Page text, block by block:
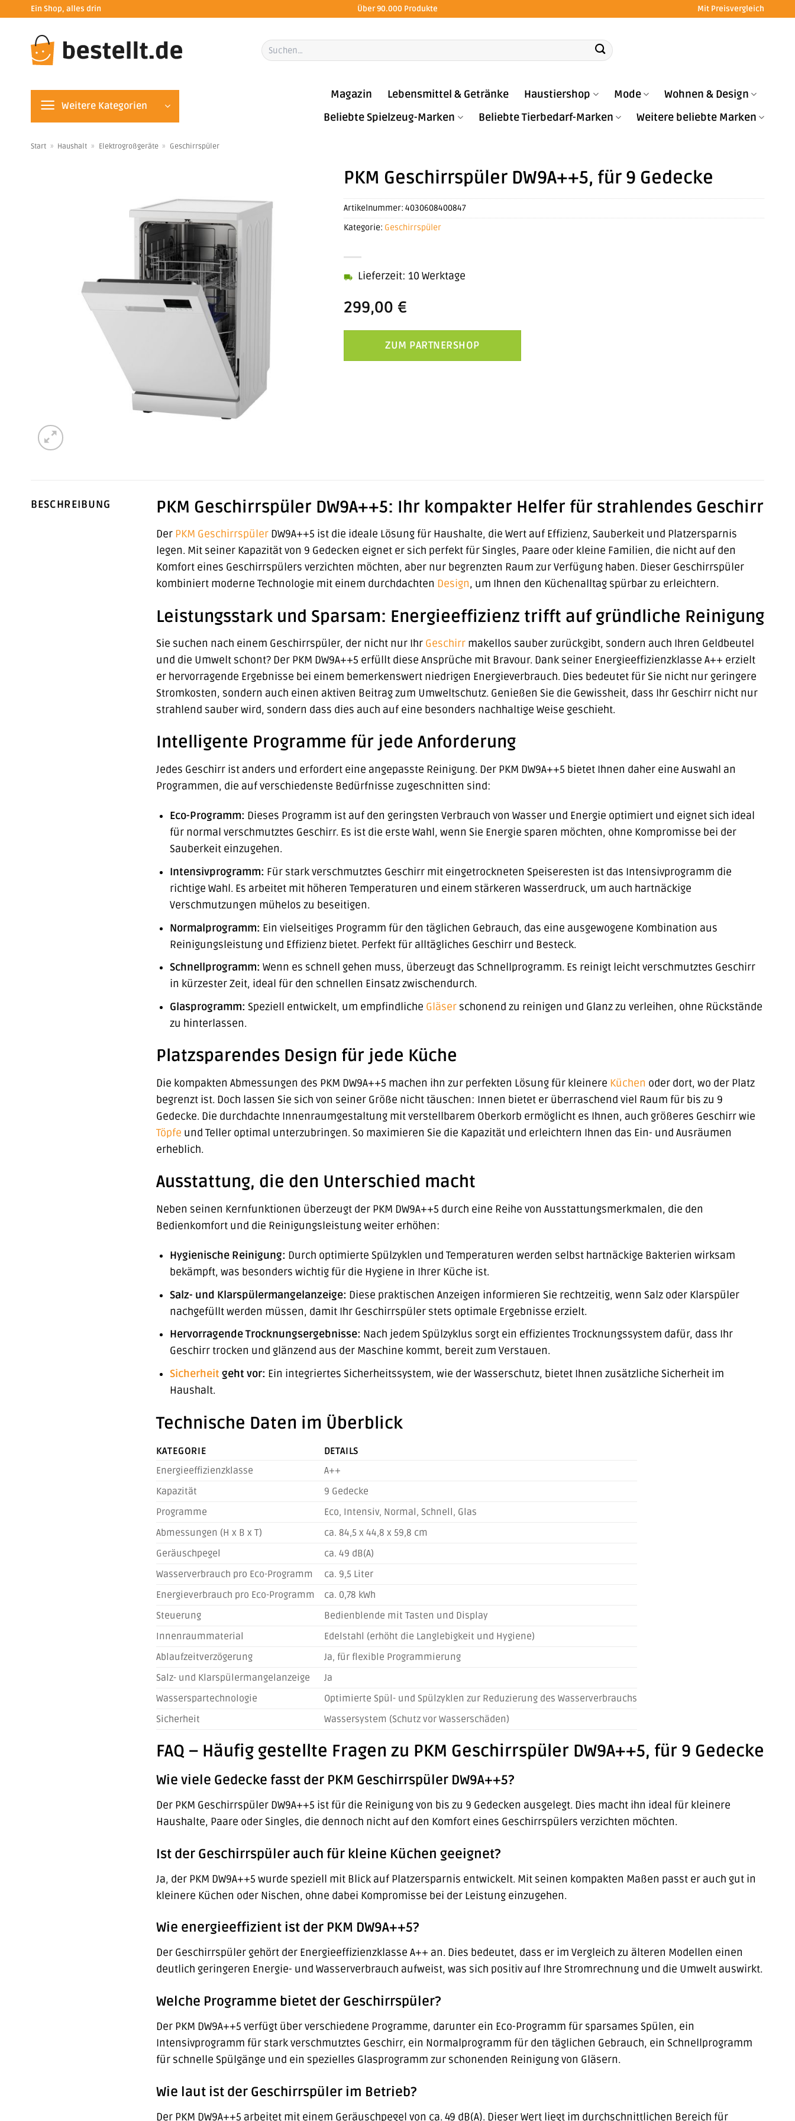
springen
Ein Shop, alles drin Über 90.000 Produkte Mit Preisvergleich
Suchen
nach:
Weitere Kategorien
Magazin Lebensmittel & Getränke Haustiershop Mode
Wohnen & Design
Beliebte Spielzeug-Marken
Beliebte Tierbedarf-Marken Weitere beliebte Marken
Start » Haushalt » Elektrogroßgeräte » Geschirrspüler
PKM Geschirrspüler DW9A++5, für 9 Gedecke
299,00 €
Lieferzeit: 10 Werktage
ZUM PARTNERSHOP
Artikelnummer:4030608400847
Kategorie: Geschirrspüler
BESCHREIBUNG PKM Geschirrspüler DW9A++5: Ihr kompakter Helfer für strahlendes Geschirr
Der PKM GeschirrspülerDW9A++5 ist die ideale Lösung für Haushalte, die Wert auf Effizienz, Sauberkeit und Platzersparnis
legen. Mit seiner Kapazität von 9 Gedecken eignet er sich perfekt für Singles, Paare oder kleine Familien, die nicht auf den
Komfort eines Geschirrspülers verzichten möchten, aber nur begrenzten Raum zur Verfügung haben. Dieser Geschirrspüler
kombiniert moderne Technologie mit einem durchdachten Design, um Ihnen den Küchenalltag spürbar zu erleichtern.
Leistungsstark und Sparsam: Energieeffizienz trifft auf gründliche Reinigung
Sie suchen nach einem Geschirrspüler, der nicht nur Ihr Geschirrmakellos sauber zurückgibt, sondern auch Ihren Geldbeutel
und die Umwelt schont? Der PKM DW9A++5 erfüllt diese Ansprüche mit Bravour. Dank seiner Energieeffizienzklasse A++ erzielt
er hervorragende Ergebnisse bei einem bemerkenswert niedrigen Energieverbrauch. Dies bedeutet für Sie nicht nur geringere
Stromkosten, sondern auch einen aktiven Beitrag zum Umweltschutz. Genießen Sie die Gewissheit, dass Ihr Geschirr nicht nur
strahlend sauber wird, sondern dass dies auch auf eine besonders nachhaltige Weise geschieht.
Intelligente Programme für jede Anforderung
Jedes Geschirr ist anders und erfordert eine angepasste Reinigung. Der PKM DW9A++5 bietet Ihnen daher eine Auswahl an
Programmen, die auf verschiedenste Bedürfnisse zugeschnitten sind:
Eco-Programm: Dieses Programm ist auf den geringsten Verbrauch von Wasser und Energie optimiert und eignet sich ideal
für normal verschmutztes Geschirr. Es ist die erste Wahl, wenn Sie Energie sparen möchten, ohne Kompromisse bei der
Sauberkeit einzugehen.
Intensivprogramm: Für stark verschmutztes Geschirr mit eingetrockneten Speiseresten ist das Intensivprogramm die
richtige Wahl. Es arbeitet mit höheren Temperaturen und einem stärkeren Wasserdruck, um auch hartnäckige
Verschmutzungen mühelos zu beseitigen.
Normalprogramm: Ein vielseitiges Programm für den täglichen Gebrauch, das eine ausgewogene Kombination aus
Reinigungsleistung und Effizienz bietet. Perfekt für alltägliches Geschirr und Besteck.
Schnellprogramm: Wenn es schnell gehen muss, überzeugt das Schnellprogramm. Es reinigt leicht verschmutztes Geschirr
in kürzester Zeit, ideal für den schnellen Einsatz zwischendurch.
Glasprogramm: Speziell entwickelt, um empfindliche Gläserschonend zu reinigen und Glanz zu verleihen, ohne Rückstände
zu hinterlassen.
Platzsparendes Design für jede Küche
Die kompakten Abmessungen des PKM DW9A++5 machen ihn zur perfekten Lösung für kleinere Küchen oder dort, wo der Platz
begrenzt ist. Doch lassen Sie sich von seiner Größe nicht täuschen: Innen bietet er überraschend viel Raum für bis zu 9
Gedecke. Die durchdachte Innenraumgestaltung mit verstellbarem Oberkorb ermöglicht es Ihnen, auch größeres Geschirr wie
Töpfe und Teller optimal unterzubringen. So maximieren Sie die Kapazität und erleichtern Ihnen das Ein- und Ausräumen
erheblich.
Ausstattung, die den Unterschied macht
Neben seinen Kernfunktionen überzeugt der PKM DW9A++5 durch eine Reihe von Ausstattungsmerkmalen, die den
Bedienkomfort und die Reinigungsleistung weiter erhöhen:
Hygienische Reinigung: Durch optimierte Spülzyklen und Temperaturen werden selbst hartnäckige Bakterien wirksam
bekämpft, was besonders wichtig für die Hygiene in Ihrer Küche ist.
Salz- und Klarspülermangelanzeige: Diese praktischen Anzeigen informieren Sie rechtzeitig, wenn Salz oder Klarspüler
nachgefüllt werden müssen, damit Ihr Geschirrspüler stets optimale Ergebnisse erzielt.
Hervorragende Trocknungsergebnisse: Nach jedem Spülzyklus sorgt ein effizientes Trocknungssystem dafür, dass Ihr
Geschirr trocken und glänzend aus der Maschine kommt, bereit zum Verstauen.
Sicherheit geht vor: Ein integriertes Sicherheitssystem, wie der Wasserschutz, bietet Ihnen zusätzliche Sicherheit im
Haushalt.
Technische Daten im Überblick
KATEGORIE
DETAILS
Energieeffizienzklasse
A++
Kapazität
9 Gedecke
Programme
Eco, Intensiv, Normal, Schnell, Glas
Abmessungen (H x B x T)
ca. 84,5 x 44,8 x 59,8 cm
Geräuschpegel
ca. 49 dB(A)
Wasserverbrauch pro Eco-Programm
ca. 9,5 Liter
Energieverbrauch pro Eco-Programm
ca. 0,78 kWh
Steuerung
Bedienblende mit Tasten und Display
Innenraummaterial
Edelstahl (erhöht die Langlebigkeit und Hygiene)
Ablaufzeitverzögerung
Ja, für flexible Programmierung
Salz- und Klarspülermangelanzeige
Ja
Wasserspartechnologie
Optimierte Spül- und Spülzyklen zur Reduzierung des Wasserverbrauchs
Sicherheit
Wassersystem (Schutz vor Wasserschäden)
FAQ – Häufig gestellte Fragen zu PKM Geschirrspüler DW9A++5, für 9 Gedecke
Wie viele Gedecke fasst der PKM Geschirrspüler DW9A++5?
Der PKM Geschirrspüler DW9A++5 ist für die Reinigung von bis zu 9 Gedecken ausgelegt. Dies macht ihn ideal für kleinere
Haushalte, Paare oder Singles, die dennoch nicht auf den Komfort eines Geschirrspülers verzichten möchten.
Ist der Geschirrspüler auch für kleine Küchen geeignet?
Ja, der PKM DW9A++5 wurde speziell mit Blick auf Platzersparnis entwickelt. Mit seinen kompakten Maßen passt er auch gut in
kleinere Küchen oder Nischen, ohne dabei Kompromisse bei der Leistung einzugehen.
Wie energieeffizient ist der PKM DW9A++5?
Der Geschirrspüler gehört der Energieeffizienzklasse A++ an. Dies bedeutet, dass er im Vergleich zu älteren Modellen einen
deutlich geringeren Energie- und Wasserverbrauch aufweist, was sich positiv auf Ihre Stromrechnung und die Umwelt auswirkt.
Welche Programme bietet der Geschirrspüler?
Der PKM DW9A++5 verfügt über verschiedene Programme, darunter ein Eco-Programm für sparsames Spülen, ein
Intensivprogramm für stark verschmutztes Geschirr, ein Normalprogramm für den täglichen Gebrauch, ein Schnellprogramm
für schnelle Spülgänge und ein spezielles Glasprogramm zur schonenden Reinigung von Gläsern.
Wie laut ist der Geschirrspüler im Betrieb?
Der PKM DW9A++5 arbeitet mit einem Geräuschpegel von ca. 49 dB(A). Dieser Wert liegt im durchschnittlichen Bereich für